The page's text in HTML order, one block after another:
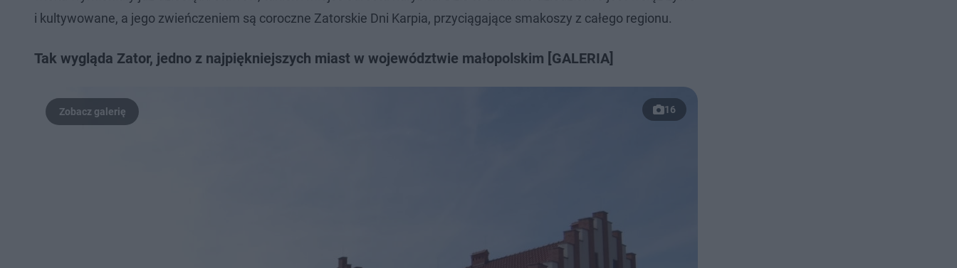
i kultywowane, a jego zwieńczeniem są coroczne Zatorskie Dni Karpia, przyciągające smakoszy z całego regionu.
Tak wygląda Zator, jedno z najpiękniejszych miast w województwie małopolskim [GALERIA]
16